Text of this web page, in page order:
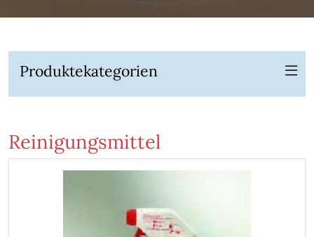
Produkte­kategorien
Reinigungsmittel